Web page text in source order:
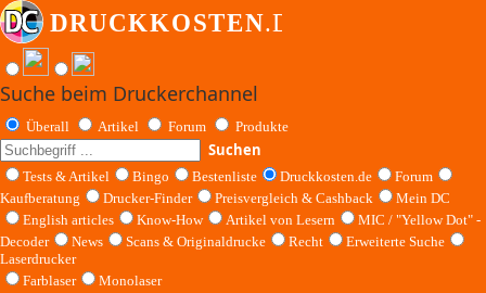
Suche beim Druckerchannel
Überall Artikel Forum Produkte
Suchen
Tests & Artikel Bingo Bestenliste Druckkosten.de
Forum
Kaufberatung
Drucker-Finder Preisvergleich & Cashback
Mein DC
English articles
Know-How Artikel von Lesern
MIC / "Yellow Dot" -
Decoder
News Scans & Originaldrucke Recht
Erweiterte Suche
Laserdrucker
Farblaser
Monolaser